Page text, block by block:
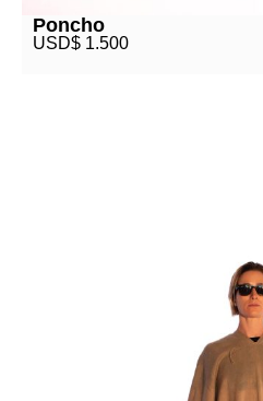
Poncho
USD$ 1.500